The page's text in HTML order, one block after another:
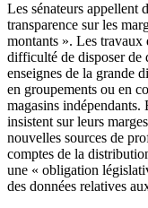
Les sénateurs appellent
transparence sur les
montants ». Les travaux
difficulté de disposer de
enseignes de la grande
en groupements ou en
magasins indépendants.
insistent sur leurs
nouvelles sources de
comptes de la
une « obligation
des données relatives